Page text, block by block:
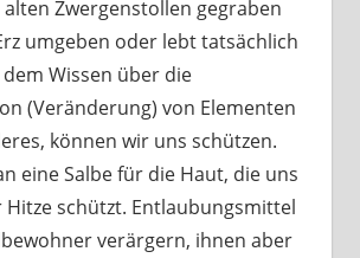
Zwergenstollen gegraben
umgeben oder lebt tatsächlich
Wissen über die
(Veränderung) von Elementen
können wir uns schützen.
eine Salbe für die Haut, die uns
Hitze schützt. Entlaubungsmittel
verärgern, ihnen aber